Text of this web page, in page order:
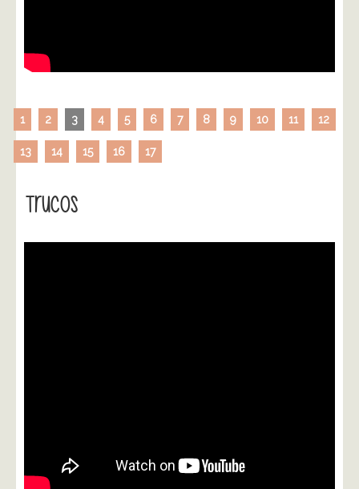
1 2 3 4 5 6 7 8 9 10 11 12
13 14 15 16 17
Trucos